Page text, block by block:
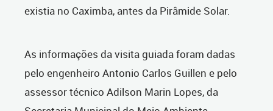
existia no Caximba, antes da Pirâmide Solar.
As informações da visita guiada foram dadas
pelo engenheiro Antonio Carlos Guillen e pelo
assessor técnico Adilson Marin Lopes, da